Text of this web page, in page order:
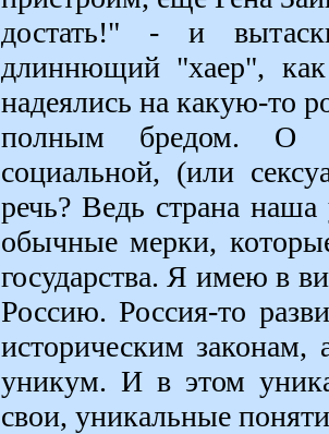
достать!" - и
длиннющий "хаер",
надеялись на какую-то
полным бредом. О
социальной, (или
речь? Ведь страна
обычные мерки,
государства. Я имею в
Россию. Россия-то
историческим законам,
уникум. И в этом
свои, уникальные